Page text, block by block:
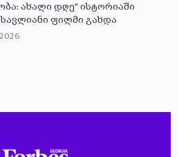
ახალი დღე“ ისტორიაში
ფილმი გახდა